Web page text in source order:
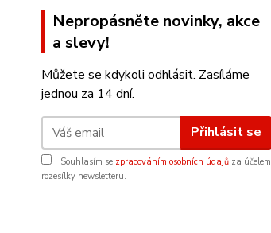
Nepropásněte novinky, akce
a slevy!
Můžete se kdykoli odhlásit. Zasíláme
jednou za 14 dní.
Přihlásit se
Souhlasím se zpracováním osobních údajů za účelem
rozesílky newsletteru.